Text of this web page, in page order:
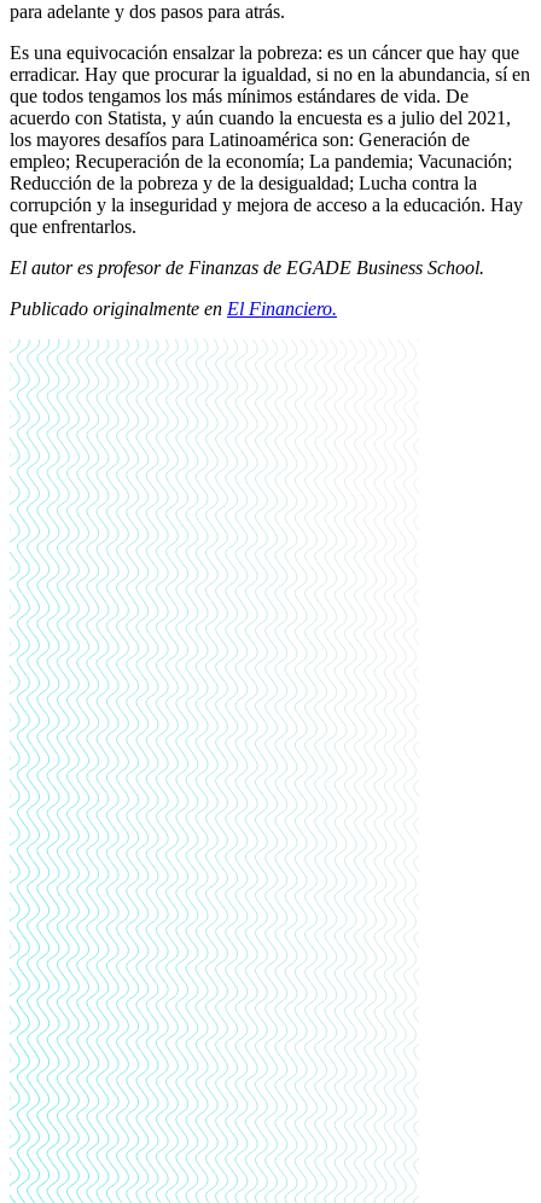
para adelante y dos pasos para atrás.
Es una equivocación ensalzar la pobreza: es un cáncer que hay que
erradicar. Hay que procurar la igualdad, si no en la abundancia, sí en
que todos tengamos los más mínimos estándares de vida. De
acuerdo con Statista, y aún cuando la encuesta es a julio del 2021,
los mayores desafíos para Latinoamérica son: Generación de
empleo; Recuperación de la economía; La pandemia; Vacunación;
Reducción de la pobreza y de la desigualdad; Lucha contra la
corrupción y la inseguridad y mejora de acceso a la educación. Hay
que enfrentarlos.
El autor es profesor de Finanzas de EGADE Business School.
Publicado originalmente en El Financiero.